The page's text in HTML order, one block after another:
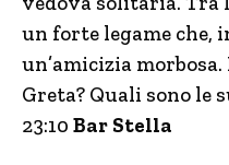
un forte legame che,
un’amicizia
Greta? Quali sono le
23:10 Bar Stella